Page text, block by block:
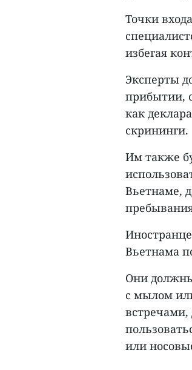
Точки
избегая
Эксперты
прибытии,
как
скрининги.
Им также
Вьетнаме,
Вьетнама
Они
с мылом
встречами,
или